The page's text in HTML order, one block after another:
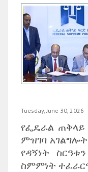
Tuesday, June 30, 2026
‎የፌዴራል
ምዝገባ
የዳኝነት
ስምምነት